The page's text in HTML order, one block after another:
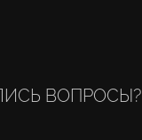
ВОПРОСЫ?